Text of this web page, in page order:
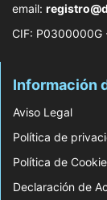
email:
CIF: P0300000G
Información
Aviso Legal
Política de
Política de
Declaración de